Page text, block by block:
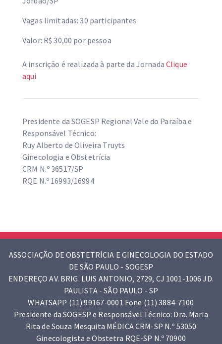
Vagas limitadas: 30 participantes
Valor: R$ 30,00 por pessoa
A inscrição é realizada à parte da JornadaClique
aqui
Presidente da SOGESP Regional Vale do Paraíba e
Responsável Técnico:
Ruy Alberto de Oliveira Truyts
Ginecologia e Obstetrícia
CRM N.º 36517/SP
RQE N.º 16993/16994
ASSOCIAÇÃO DE OBSTETRÍCIA E GINECOLOGIA DO ESTADO
DE SÃO PAULO - SOGESP
ENDEREÇO AV. BRIG. LUIS ANTONIO, 2729, CJ 1001-1006 JD.
PAULISTA - SÃO PAULO - SP
WHATSAPP (11) 99167-0001 Fone (11) 3884-7100
Presidente da SOGESP e Responsável Técnico: Dra. Maria
Rita de Souza Mesquita MÉDICA CRM-SP N.º 53050
Ginecologista e Obstetra RQE-SP N.º 70900